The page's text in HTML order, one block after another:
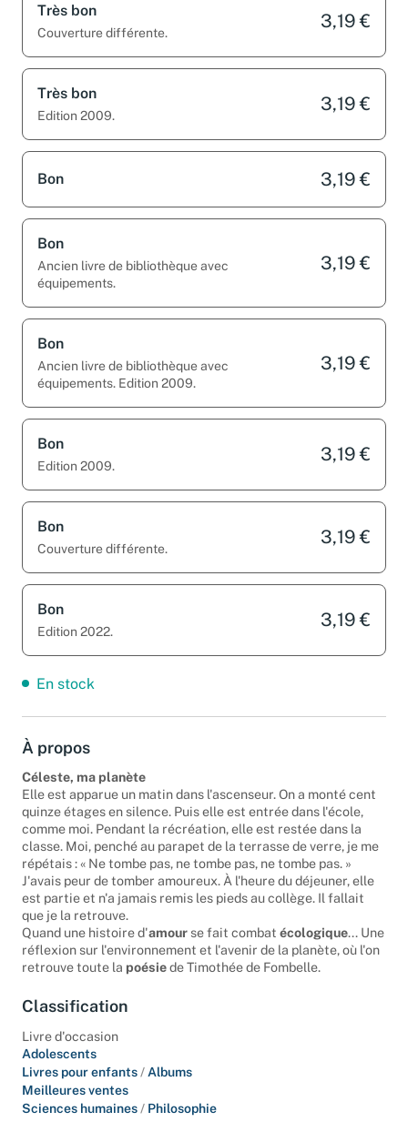
Très bon
Couverture différente.
3,19 €
Très bon
Edition 2009.
3,19 €
Bon 3,19 €
Bon
Ancien livre de bibliothèque avec
équipements.
3,19 €
Bon
Ancien livre de bibliothèque avec
équipements. Edition 2009.
3,19 €
Bon
Edition 2009.
3,19 €
Bon
Couverture différente.
3,19 €
Bon
Edition 2022.
3,19 €
En stock
À propos
Céleste, ma planète
Elle est apparue un matin dans l'ascenseur. On a monté cent
quinze étages en silence. Puis elle est entrée dans l'école,
comme moi. Pendant la récréation, elle est restée dans la
classe. Moi, penché au parapet de la terrasse de verre, je me
répétais : « Ne tombe pas, ne tombe pas, ne tombe pas. »
J'avais peur de tomber amoureux. À l'heure du déjeuner, elle
est partie et n'a jamais remis les pieds au collège. Il fallait
que je la retrouve.
Quand une histoire d'amour se fait combat écologique... Une
réflexion sur l'environnement et l'avenir de la planète, où l'on
retrouve toute la poésiede Timothée de Fombelle.
Classification
Livre d'occasion
Adolescents
Livres pour enfants / Albums
Meilleures ventes
Sciences humaines / Philosophie